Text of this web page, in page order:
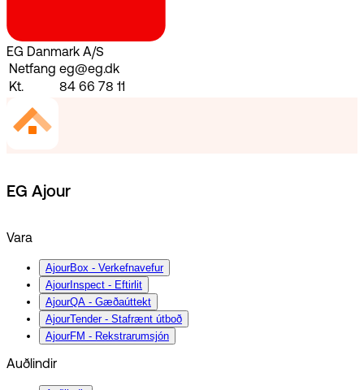
EG Danmark A/S
Netfang eg@eg.dk
Kt.
84 66 78 11
EG Ajour
Vara
AjourBox - Verkefnavefur
AjourInspect - Eftirlit
AjourQA - Gæðaúttekt
AjourTender - Stafrænt útboð
AjourFM - Rekstrarumsjón
Auðlindir